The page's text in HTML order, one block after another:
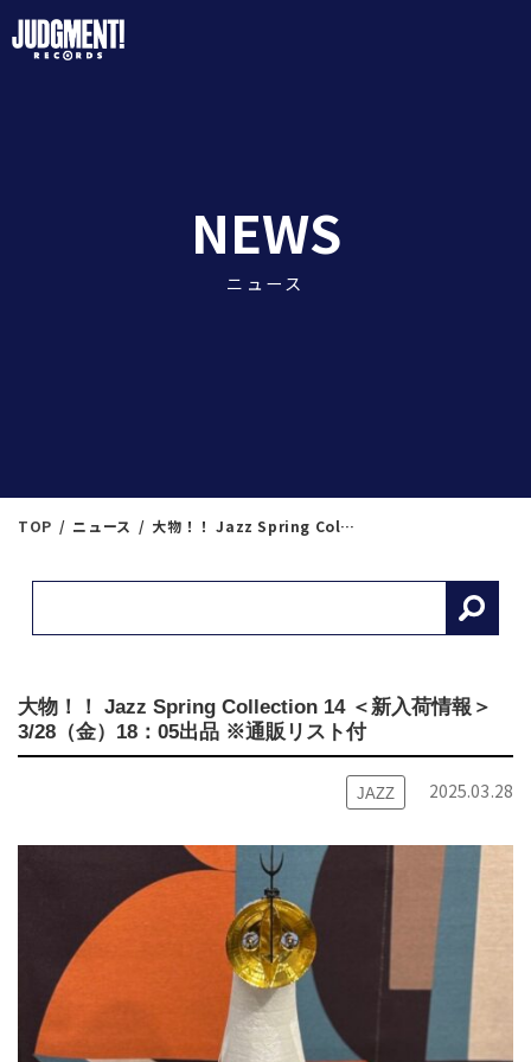
NEWS
ニュース
TOP ニュース 大物！！ Jazz Spring Collection 14 ＜新入荷情報＞ 3/28（金）18：05出品 ※通販リスト付
大物！！ Jazz Spring Collection 14 ＜新入荷情報＞
3/28（金）18：05出品 ※通販リスト付
JAZZ 2025.03.28